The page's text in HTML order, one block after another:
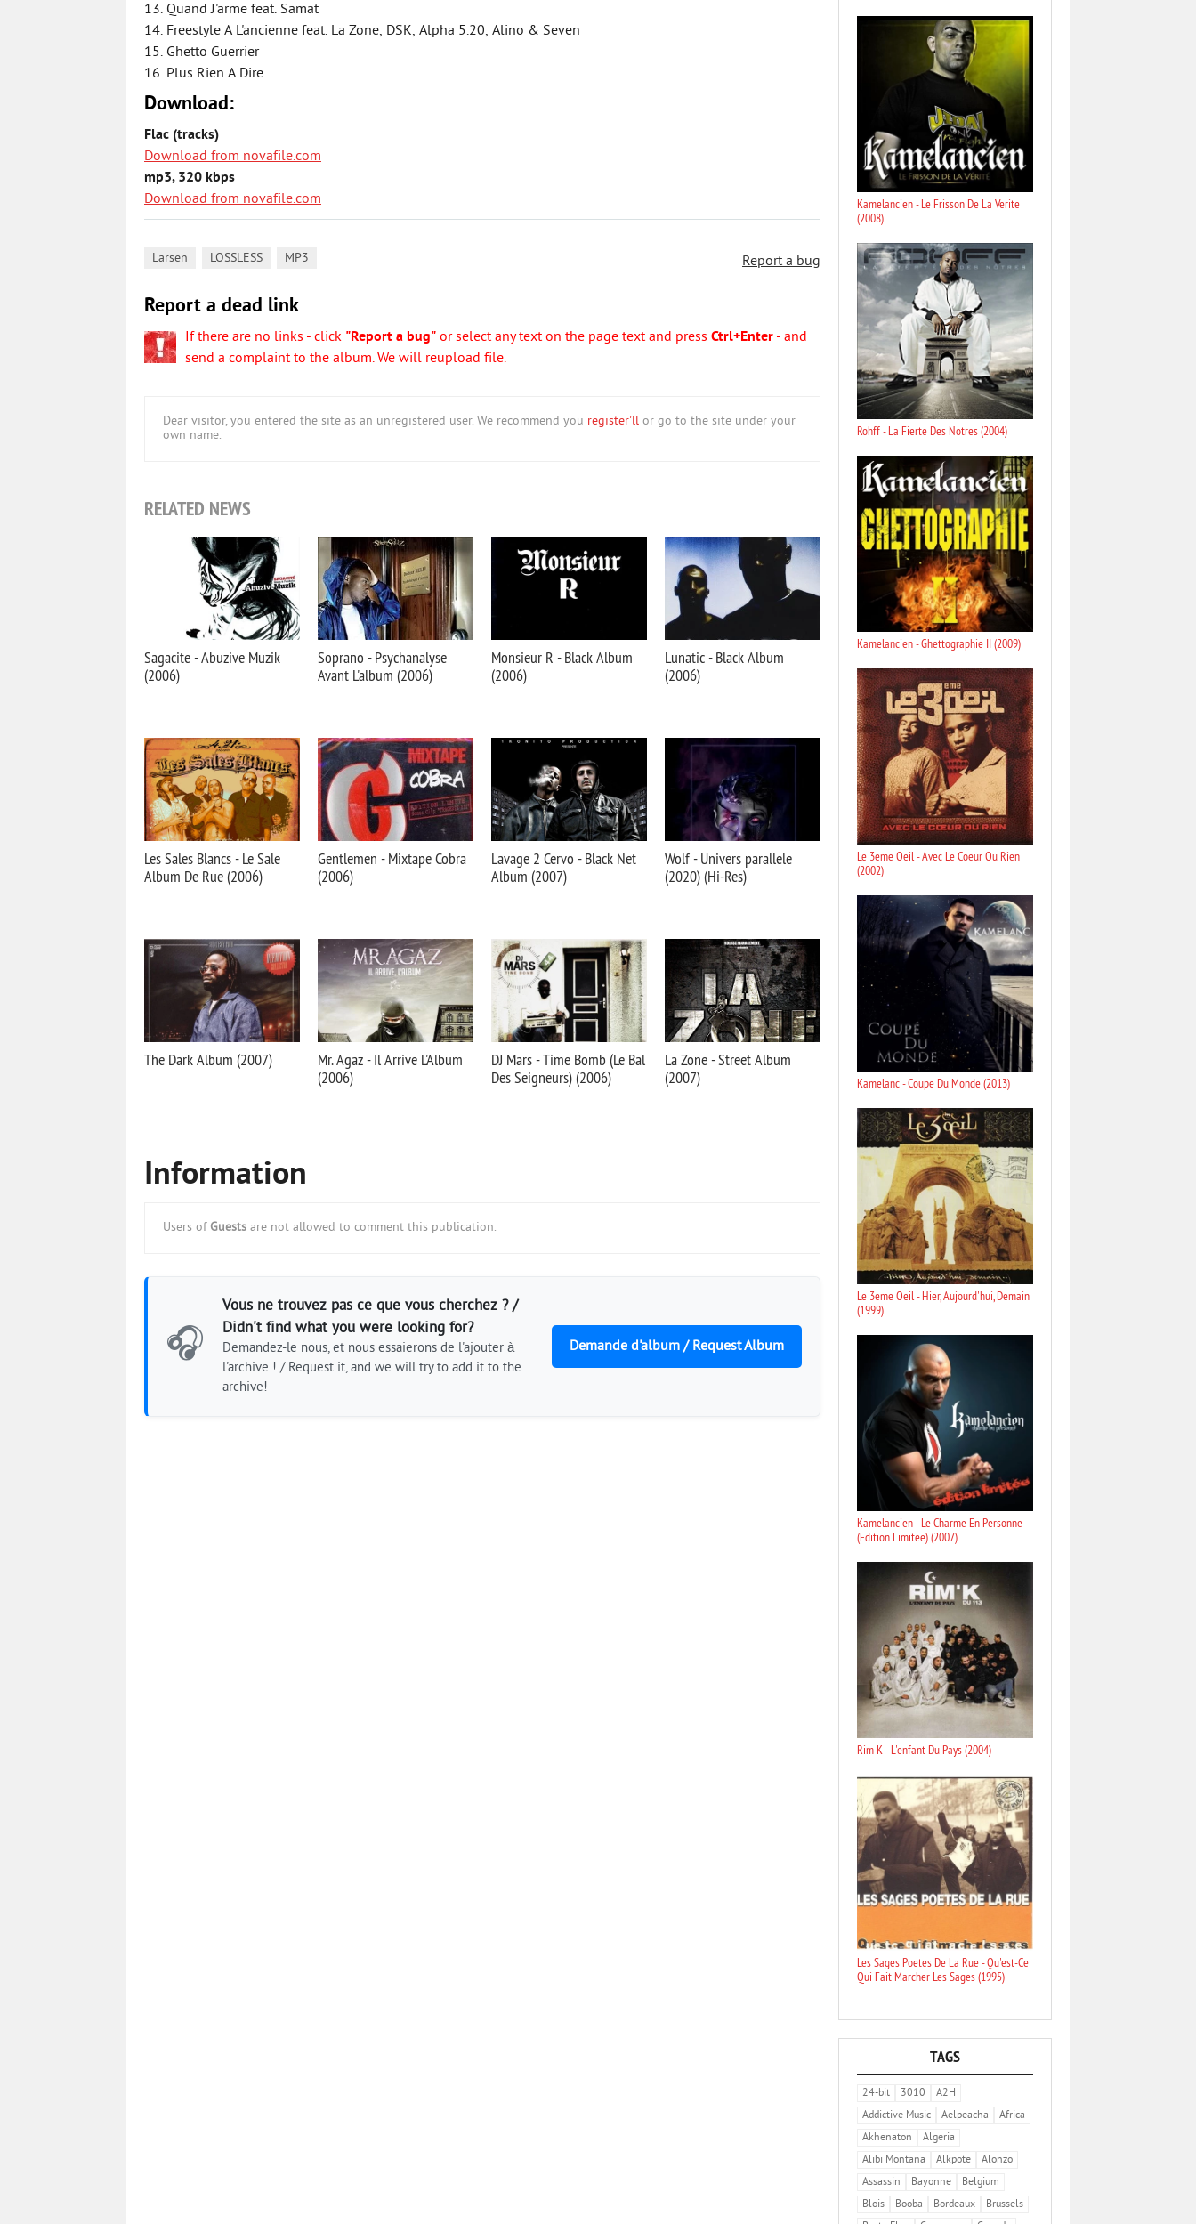
13. Quand J'arme feat. Samat
14. Freestyle A L'ancienne feat. La Zone, DSK, Alpha 5.20, Alino & Seven
15. Ghetto Guerrier
16. Plus Rien A Dire
Download:
Flac (tracks)
Download from novafile.com
mp3, 320 kbps
Download from novafile.com
Report a bug
Larsen LOSSLESS MP3
Report a dead link
If there are no links - click "Report a bug" or select any text on the page text and press Ctrl+Enter - and
send a complaint to the album. We will reupload file.
Dear visitor, you entered the site as an unregistered user. We recommend you register'll or go to the site under your
own name.
RELATED NEWS
Sagacite - Abuzive Muzik
(2006)
Soprano - Psychanalyse
Avant L'album (2006)
Monsieur R - Black Album
(2006)
Lunatic - Black Album
(2006)
Les Sales Blancs - Le Sale
Album De Rue (2006)
Gentlemen - Mixtape Cobra
(2006)
Lavage 2 Cervo - Black Net
Album (2007)
Wolf - Univers parallele
(2020) (Hi-Res)
The Dark Album (2007)
Mr. Agaz - Il Arrive L'Album
(2006)
DJ Mars - Time Bomb (Le Bal
Des Seigneurs) (2006)
La Zone - Street Album
(2007)
Information
Users of Guests are not allowed to comment this publication.
🎧
Vous ne trouvez pas ce que vous cherchez ? /
Didn't find what you were looking for?
Demandez-le nous, et nous essaierons de l'ajouter à
l'archive ! / Request it, and we will try to add it to the
archive!
Demande d'album / Request Album
Kamelancien - Le Frisson De La Verite
(2008)
Rohff - La Fierte Des Notres (2004)
Kamelancien - Ghettographie II (2009)
Le 3eme Oeil - Avec Le Coeur Ou Rien
(2002)
Kamelanc - Coupe Du Monde (2013)
Le 3eme Oeil - Hier, Aujourd'hui, Demain
(1999)
Kamelancien - Le Charme En Personne
(Edition Limitee) (2007)
Rim K - L'enfant Du Pays (2004)
Les Sages Poetes De La Rue - Qu'est-Ce
Qui Fait Marcher Les Sages (1995)
TAGS
24-bit 3010
A2H
Addictive Music
Aelpeacha
Africa
Akhenaton
Algeria
Alibi Montana
Alkpote
Alonzo
Assassin
Bayonne
Belgium
Blois
Booba Bordeaux
Brussels